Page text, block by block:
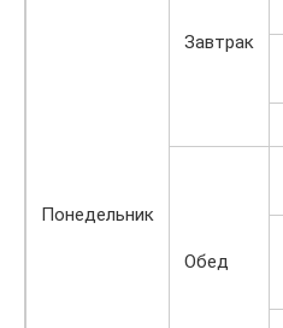
Понедельник
Завтрак
Обед